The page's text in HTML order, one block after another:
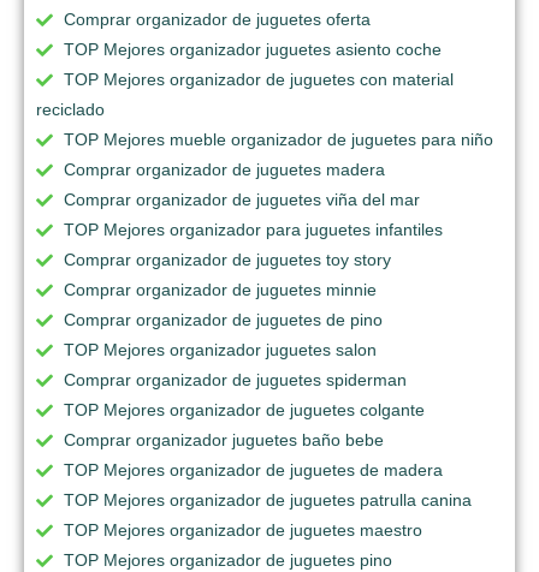
Comprar organizador de juguetes oferta
TOP Mejores organizador juguetes asiento coche
TOP Mejores organizador de juguetes con material
reciclado
TOP Mejores mueble organizador de juguetes para niño
Comprar organizador de juguetes madera
Comprar organizador de juguetes viña del mar
TOP Mejores organizador para juguetes infantiles
Comprar organizador de juguetes toy story
Comprar organizador de juguetes minnie
Comprar organizador de juguetes de pino
TOP Mejores organizador juguetes salon
Comprar organizador de juguetes spiderman
TOP Mejores organizador de juguetes colgante
Comprar organizador juguetes baño bebe
TOP Mejores organizador de juguetes de madera
TOP Mejores organizador de juguetes patrulla canina
TOP Mejores organizador de juguetes maestro
TOP Mejores organizador de juguetes pino